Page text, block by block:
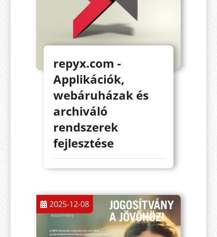
repyx.com -
Applikációk,
webáruházak és
archiváló
rendszerek
fejlesztése
2025-12-08